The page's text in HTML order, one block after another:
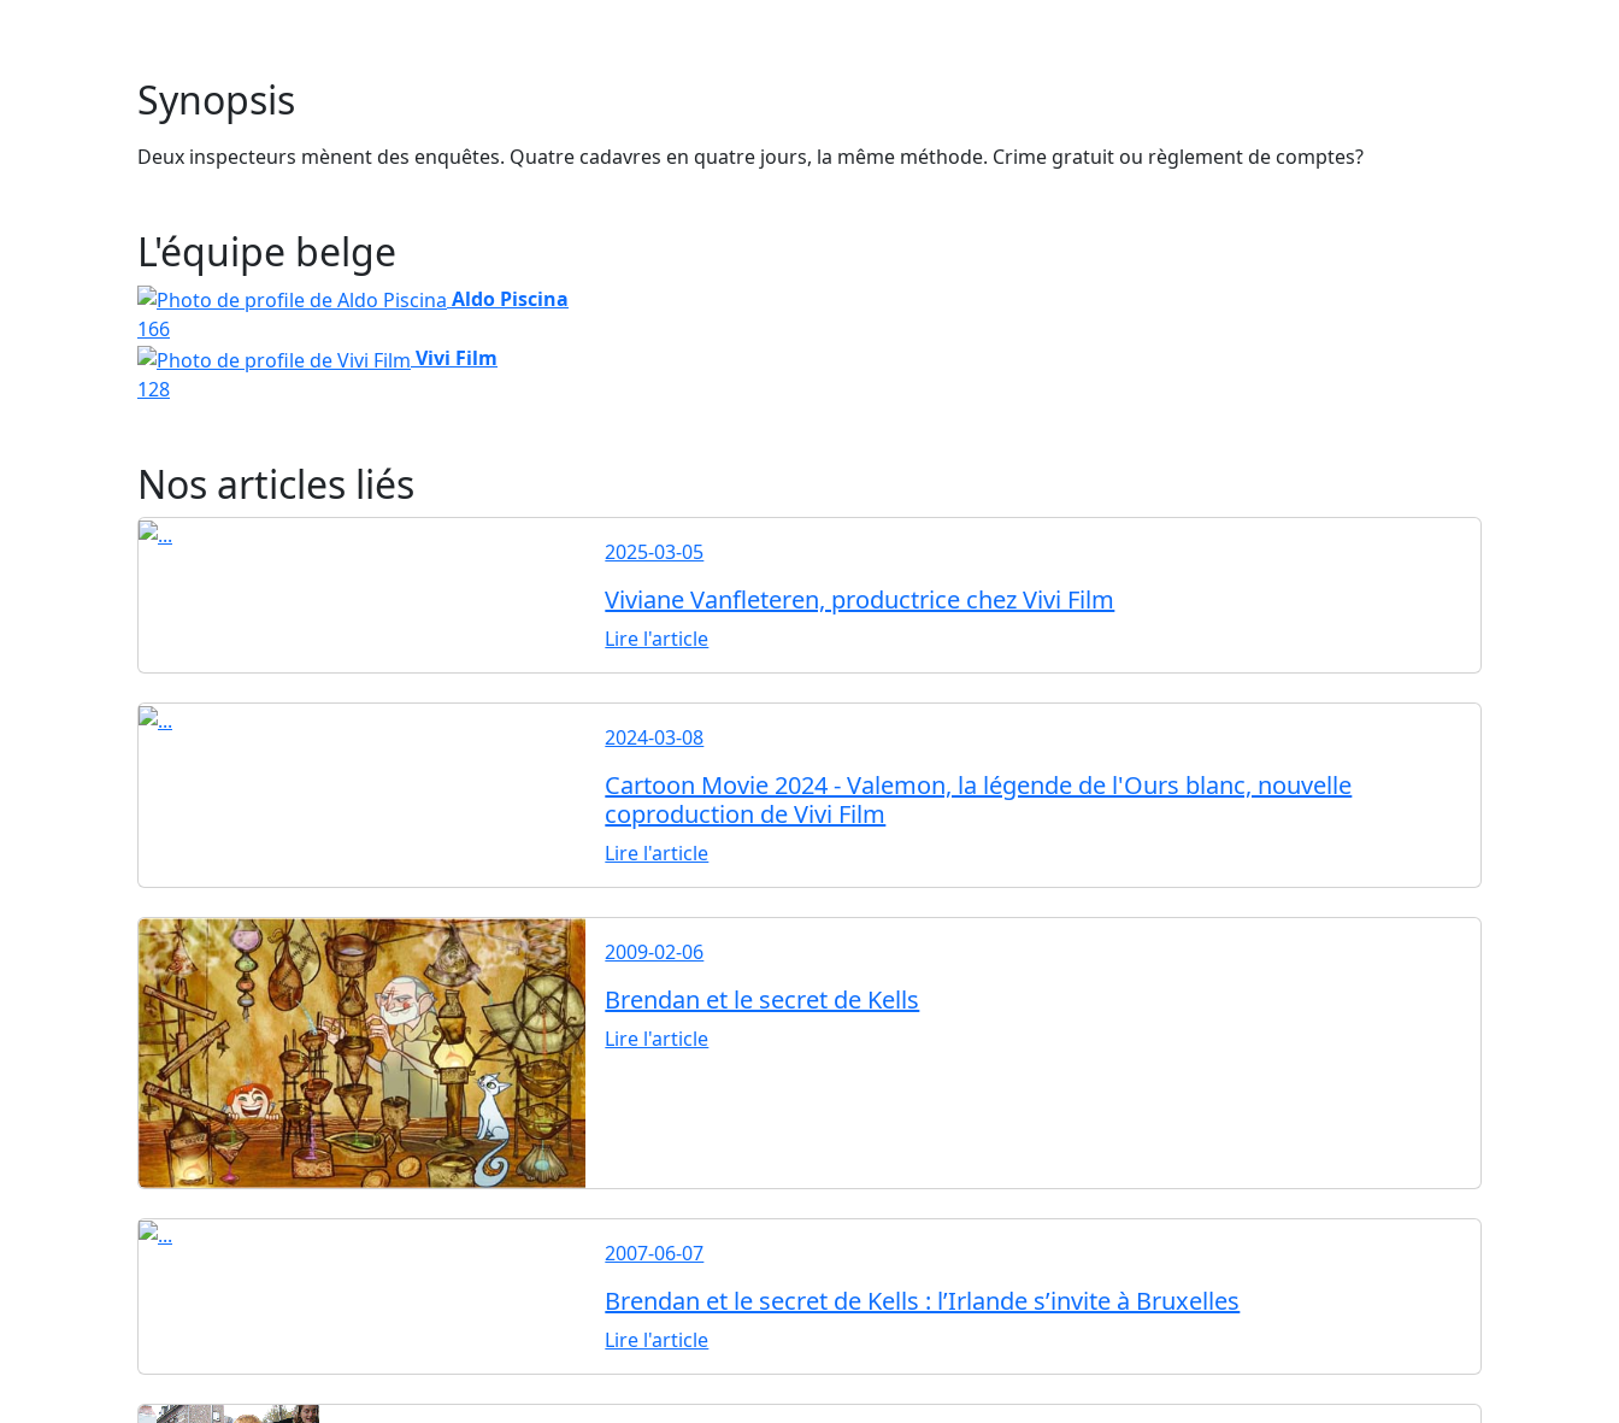
Synopsis
Deux inspecteurs mènent des enquêtes. Quatre cadavres en quatre jours, la même méthode. Crime gratuit ou règlement de comptes?
L'équipe belge
Aldo Piscina
166
Vivi Film
128
Nos articles liés
2025-03-05
Viviane Vanfleteren, productrice chez Vivi Film
Lire l'article
2024-03-08
Cartoon Movie 2024 - Valemon, la légende de l'Ours blanc, nouvelle
coproduction de Vivi Film
Lire l'article
2009-02-06
Brendan et le secret de Kells
Lire l'article
2007-06-07
Brendan et le secret de Kells : l’Irlande s’invite à Bruxelles
Lire l'article